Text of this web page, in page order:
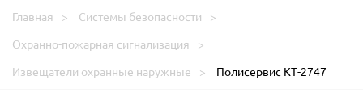
Главная
Системы безопасности
Охранно-пожарная сигнализация
Извещатели охранные наружные
Полисервис КТ-2747